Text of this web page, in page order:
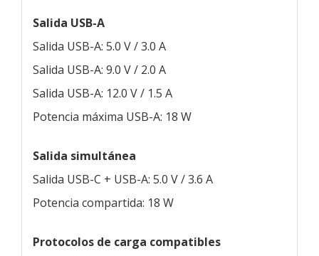
Salida USB-A
Salida USB-A: 5.0 V / 3.0 A
Salida USB-A: 9.0 V / 2.0 A
Salida USB-A: 12.0 V / 1.5 A
Potencia máxima USB-A: 18 W
Salida simultánea
Salida USB-C + USB-A: 5.0 V / 3.6 A
Potencia compartida: 18 W
Protocolos de carga compatibles